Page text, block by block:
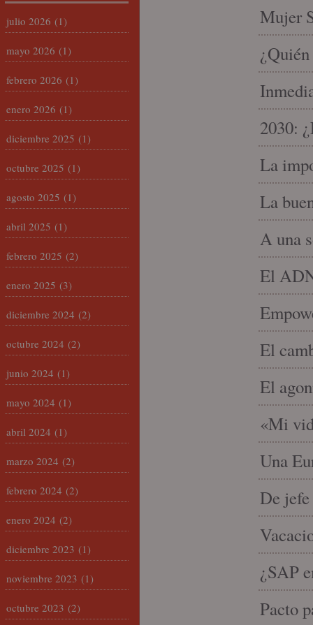
Mujer
2030:
La
La
A una
El
El
El
«Mi
Una
De
¿SAP
Pacto
julio 2026 (1)
mayo 2026 (1)
febrero 2026 (1)
enero 2026 (1)
diciembre 2025 (1)
octubre 2025 (1)
agosto 2025 (1)
abril 2025 (1)
febrero 2025 (2)
enero 2025 (3)
diciembre 2024 (2)
octubre 2024 (2)
junio 2024 (1)
mayo 2024 (1)
abril 2024 (1)
marzo 2024 (2)
febrero 2024 (2)
enero 2024 (2)
diciembre 2023 (1)
noviembre 2023 (1)
octubre 2023 (2)